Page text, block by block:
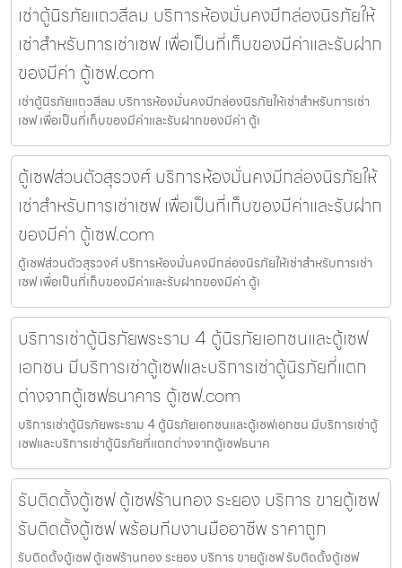
เช่าตู้นิรภัยแถวสีลม บริการห้องมั่นคงมีกล่องนิรภัยให้
เช่าสำหรับการเช่าเซฟ เพื่อเป็นที่เก็บของมีค่าและรับฝาก
ของมีค่า ตู้เซฟ.com
เช่าตู้นิรภัยแถวสีลม บริการห้องมั่นคงมีกล่องนิรภัยให้เช่าสำหรับการเช่า
เซฟ เพื่อเป็นที่เก็บของมีค่าและรับฝากของมีค่า ตู้เ
ตู้เซฟส่วนตัวสุรวงศ์ บริการห้องมั่นคงมีกล่องนิรภัยให้
เช่าสำหรับการเช่าเซฟ เพื่อเป็นที่เก็บของมีค่าและรับฝาก
ของมีค่า ตู้เซฟ.com
ตู้เซฟส่วนตัวสุรวงศ์ บริการห้องมั่นคงมีกล่องนิรภัยให้เช่าสำหรับการเช่า
เซฟ เพื่อเป็นที่เก็บของมีค่าและรับฝากของมีค่า ตู้เ
บริการเช่าตู้นิรภัยพระราม 4 ตู้นิรภัยเอกชนและตู้เซฟ
เอกชน มีบริการเช่าตู้เซฟและบริการเช่าตู้นิรภัยที่แตก
ต่างจากตู้เซฟธนาคาร ตู้เซฟ.com
บริการเช่าตู้นิรภัยพระราม 4 ตู้นิรภัยเอกชนและตู้เซฟเอกชน มีบริการเช่าตู้
เซฟและบริการเช่าตู้นิรภัยที่แตกต่างจากตู้เซฟธนาค
รับติดตั้งตู้เซฟ ตู้เซฟร้านทอง ระยอง บริการ ขายตู้เซฟ
รับติดตั้งตู้เซฟ พร้อมทีมงานมืออาชีพ ราคาถูก
รับติดตั้งตู้เซฟ ตู้เซฟร้านทอง ระยอง บริการ ขายตู้เซฟ รับติดตั้งตู้เซฟ